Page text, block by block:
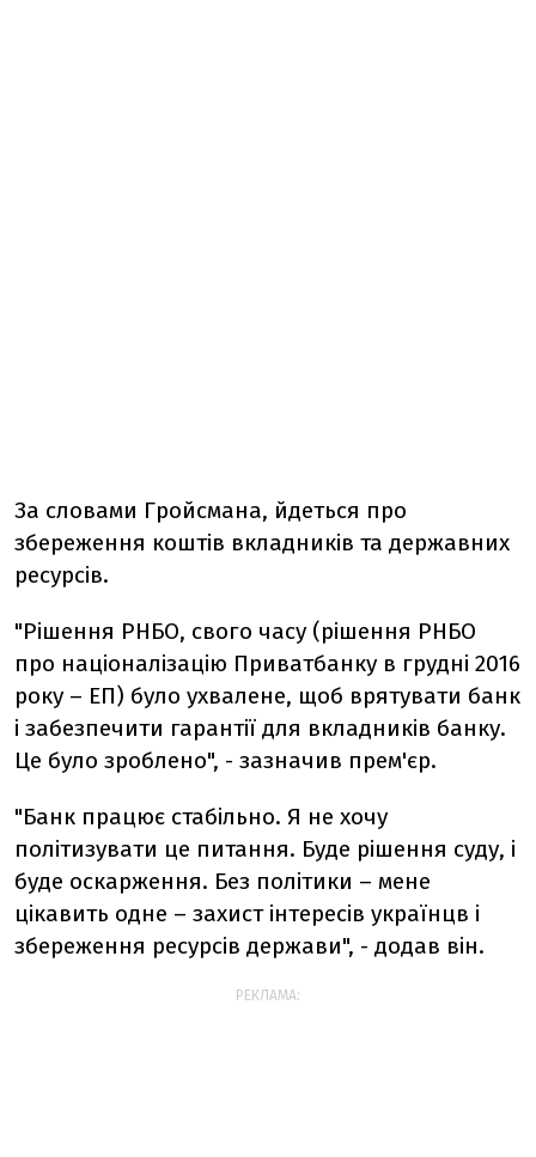
За словами Гройсмана, йдеться про
збереження коштів вкладників та державних
ресурсів.
"Рішення РНБО, свого часу (рішення РНБО
про націоналізацію Приватбанку в грудні 2016
року – ЕП) було ухвалене, щоб врятувати банк
і забезпечити гарантії для вкладників банку.
Це було зроблено", - зазначив прем'єр.
"Банк працює стабільно. Я не хочу
політизувати це питання. Буде рішення суду, і
буде оскарження. Без політики – мене
цікавить одне – захист інтересів українцв і
збереження ресурсів держави", - додав він.
РЕКЛАМА: